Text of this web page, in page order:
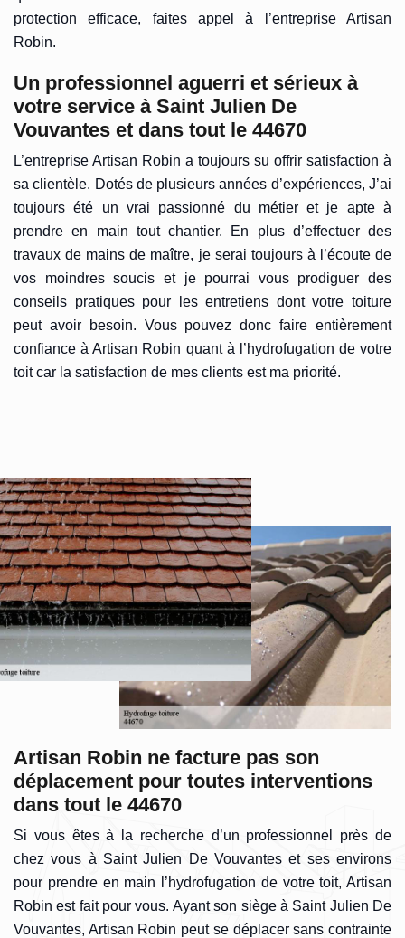
protection efficace, faites appel à l’entreprise Artisan
Robin.
Un professionnel aguerri et sérieux à
votre service à Saint Julien De
Vouvantes et dans tout le 44670
L’entreprise Artisan Robin a toujours su offrir satisfaction à
sa clientèle. Dotés de plusieurs années d’expériences, J’ai
toujours été un vrai passionné du métier et je apte à
prendre en main tout chantier. En plus d’effectuer des
travaux de mains de maître, je serai toujours à l’écoute de
vos moindres soucis et je pourrai vous prodiguer des
conseils pratiques pour les entretiens dont votre toiture
peut avoir besoin. Vous pouvez donc faire entièrement
confiance à Artisan Robin quant à l’hydrofugation de votre
toit car la satisfaction de mes clients est ma priorité.
Artisan Robin ne facture pas son
déplacement pour toutes interventions
dans tout le 44670
Si vous êtes à la recherche d’un professionnel près de
chez vous à Saint Julien De Vouvantes et ses environs
pour prendre en main l’hydrofugation de votre toit, Artisan
Robin est fait pour vous. Ayant son siège à Saint Julien De
Vouvantes, Artisan Robin peut se déplacer sans contrainte